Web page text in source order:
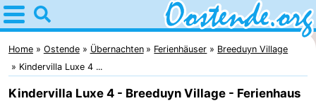
Home
Oostende
Tipps
Home Ostende Übernachten Ferienhäuser
Breeduyn Village
Kindervilla Luxe 4 ...
Kindervilla Luxe 4 - Breeduyn Village - Ferienhaus